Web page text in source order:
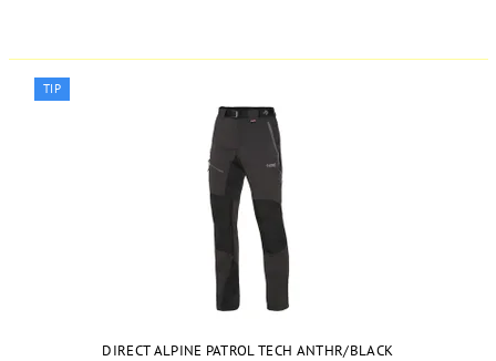
TIP
DIRECT ALPINE PATROL TECH ANTHR/BLACK